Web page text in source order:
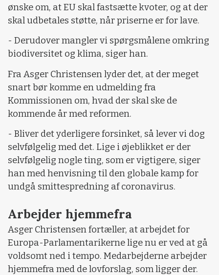
ønske om, at EU skal fastsætte kvoter, og at der
skal udbetales støtte, når priserne er for lave.
- Derudover mangler vi spørgsmålene omkring
biodiversitet og klima, siger han.
Fra Asger Christensen lyder det, at der meget
snart bør komme en udmelding fra
Kommissionen om, hvad der skal ske de
kommende år med reformen.
- Bliver det yderligere forsinket, så lever vi dog
selvfølgelig med det. Lige i øjeblikket er der
selvfølgelig nogle ting, som er vigtigere, siger
han med henvisning til den globale kamp for
undgå smittespredning af coronavirus.
Arbejder hjemmefra
Asger Christensen fortæller, at arbejdet for
Europa-Parlamentarikerne lige nu er ved at gå
voldsomt ned i tempo. Medarbejderne arbejder
hjemmefra med de lovforslag, som ligger der.